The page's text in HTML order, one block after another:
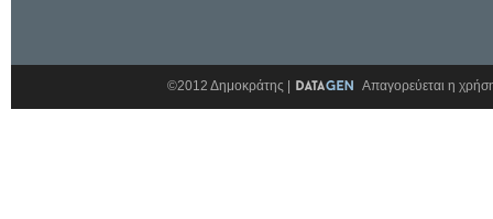
©2012 Δημοκράτης | Απαγορεύεται η